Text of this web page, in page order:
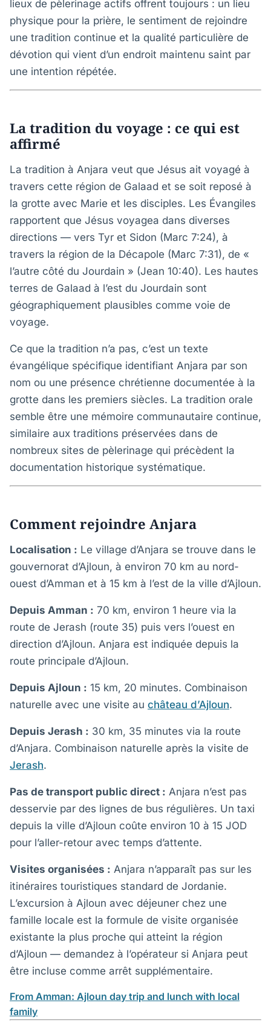
lieux de pèlerinage actifs offrent toujours : un lieu
physique pour la prière, le sentiment de rejoindre
une tradition continue et la qualité particulière de
dévotion qui vient d’un endroit maintenu saint par
une intention répétée.
La tradition du voyage : ce qui est
affirmé
La tradition à Anjara veut que Jésus ait voyagé à
travers cette région de Galaad et se soit reposé à
la grotte avec Marie et les disciples. Les Évangiles
rapportent que Jésus voyagea dans diverses
directions — vers Tyr et Sidon (Marc 7:24), à
travers la région de la Décapole (Marc 7:31), de «
l’autre côté du Jourdain » (Jean 10:40). Les hautes
terres de Galaad à l’est du Jourdain sont
géographiquement plausibles comme voie de
voyage.
Ce que la tradition n’a pas, c’est un texte
évangélique spécifique identifiant Anjara par son
nom ou une présence chrétienne documentée à la
grotte dans les premiers siècles. La tradition orale
semble être une mémoire communautaire continue,
similaire aux traditions préservées dans de
nombreux sites de pèlerinage qui précèdent la
documentation historique systématique.
Comment rejoindre Anjara
Localisation : Le village d’Anjara se trouve dans le
gouvernorat d’Ajloun, à environ 70 km au nord-
ouest d’Amman et à 15 km à l’est de la ville d’Ajloun.
Depuis Amman : 70 km, environ 1 heure via la
route de Jerash (route 35) puis vers l’ouest en
direction d’Ajloun. Anjara est indiquée depuis la
route principale d’Ajloun.
Depuis Ajloun : 15 km, 20 minutes. Combinaison
naturelle avec une visite au château d’Ajloun.
Depuis Jerash : 30 km, 35 minutes via la route
d’Anjara. Combinaison naturelle après la visite de
Jerash.
Pas de transport public direct : Anjara n’est pas
desservie par des lignes de bus régulières. Un taxi
depuis la ville d’Ajloun coûte environ 10 à 15 JOD
pour l’aller-retour avec temps d’attente.
Visites organisées : Anjara n’apparaît pas sur les
itinéraires touristiques standard de Jordanie.
L’excursion à Ajloun avec déjeuner chez une
famille locale est la formule de visite organisée
existante la plus proche qui atteint la région
d’Ajloun — demandez à l’opérateur si Anjara peut
être incluse comme arrêt supplémentaire.
From Amman: Ajloun day trip and lunch with local
family